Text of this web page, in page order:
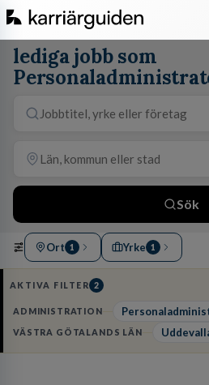
lediga jobb som
Sök
Ort 1 Yrke 1
AKTIVA FILTER 2
ADMINISTRATION
VÄSTRA GÖTALANDS LÄN